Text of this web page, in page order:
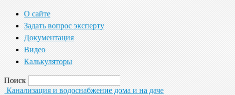
О сайте
Задать вопрос эксперту
Документация
Видео
Калькуляторы
Поиск
Канализация и водоснабжение дома и на даче